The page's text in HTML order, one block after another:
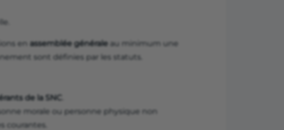
en assemblée générale au minimum une
sont définies par les statuts.
de la SNC
morale ou personne physique non
courantes.